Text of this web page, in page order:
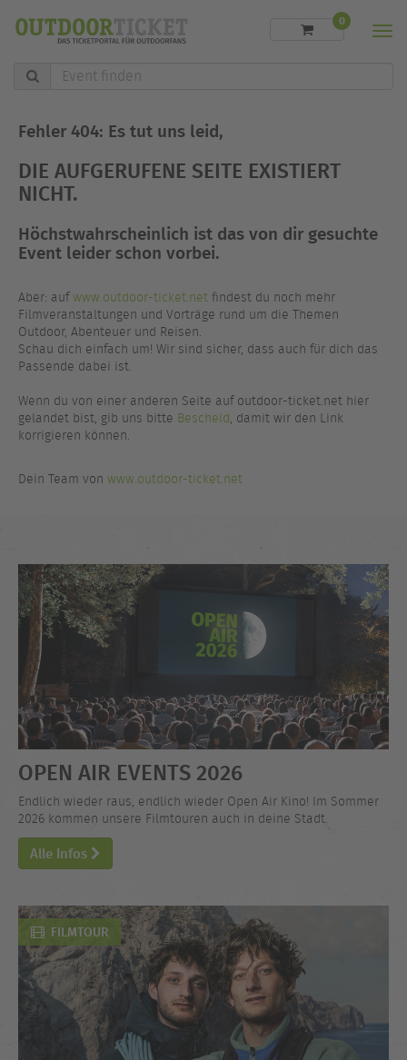
Event
finden
0
Fehler 404: Es tut uns leid,
DIE AUFGERUFENE SEITE EXISTIERT
NICHT.
Höchstwahrscheinlich ist das von dir gesuchte
Event leider schon vorbei.
Aber: aufwww.outdoor-ticket.net findest du noch mehr
Filmveranstaltungen und Vorträge rund um die Themen
Outdoor, Abenteuer und Reisen.
Schau dich einfach um! Wir sind sicher, dass auch für dich das
Passende dabei ist.
Wenn du von einer anderen Seite auf outdoor-ticket.net hier
gelandet bist, gib uns bitte Bescheid, damit wir den Link
korrigieren können.
Dein Team von www.outdoor-ticket.net
OPEN AIR EVENTS 2026
Endlich wieder raus, endlich wieder Open Air Kino! Im Sommer
2026 kommen unsere Filmtouren auch in deine Stadt.
Alle Infos
FILMTOUR